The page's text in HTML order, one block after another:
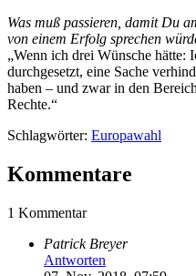
Was muß passieren, damit Du
von einem Erfolg sprechen
„Wenn ich drei Wünsche hätte:
durchgesetzt, eine Sache
haben – und zwar in den
Rechte.“
Schlagwörter: Europawahl
Kommentare
1 Kommentar
Patrick Breyer
Antworten